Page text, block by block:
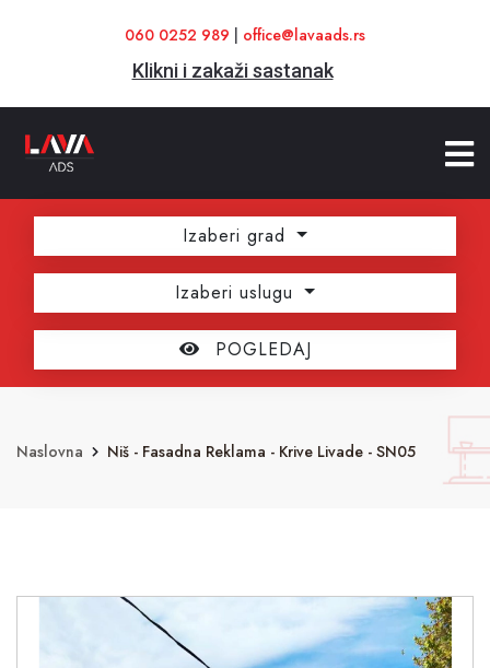
060 0252 989 office@lavaads.rs
Klikni i zakaži sastanak
Izaberi grad
Izaberi uslugu
POGLEDAJ
Naslovna Niš - Fasadna Reklama - Krive Livade - SN05